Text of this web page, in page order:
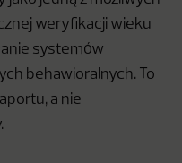
weryfikacji wieku
systemów
behawioralnych. To
a nie